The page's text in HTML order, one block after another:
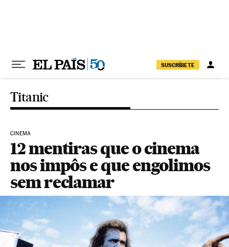
SUSCRÍBETE
Titanic
CINEMA
12 mentiras que o cinema
nos impôs e que engolimos
sem reclamar